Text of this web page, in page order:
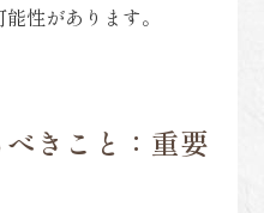
性があります。
きこと：重要